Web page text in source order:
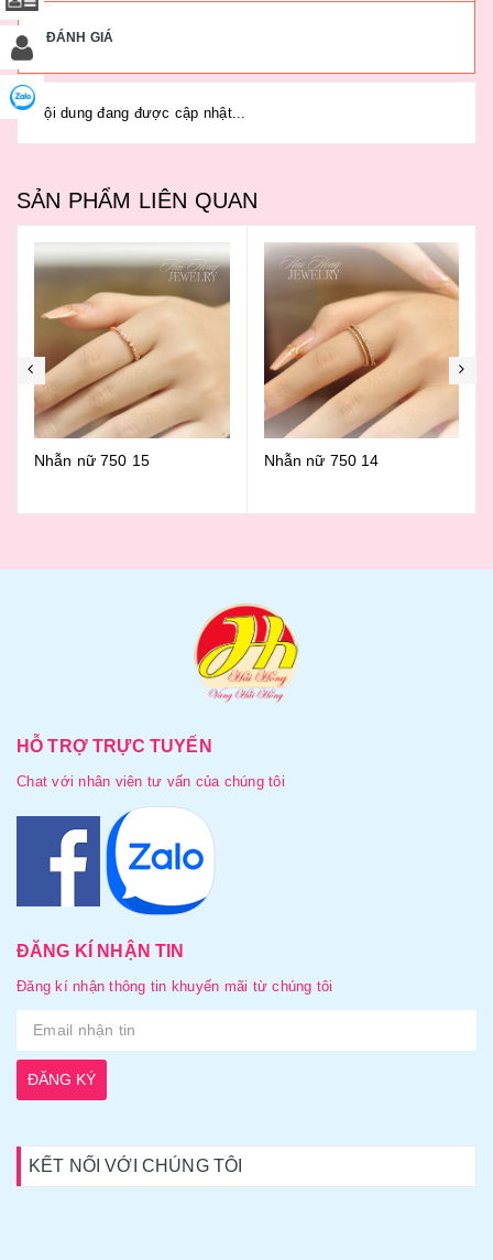
ĐÁNH GIÁ
Nội dung đang được cập nhật...
SẢN PHẨM LIÊN QUAN
Nhẫn nữ 750 14 Nhẫn nữ 750 13
HỖ TRỢ TRỰC TUYẾN
Chat với nhân viên tư vấn của chúng tôi
ĐĂNG KÍ NHẬN TIN
Đăng kí nhận thông tin khuyến mãi từ chúng tôi
ĐĂNG KÝ
KẾT NỐI VỚI CHÚNG TÔI